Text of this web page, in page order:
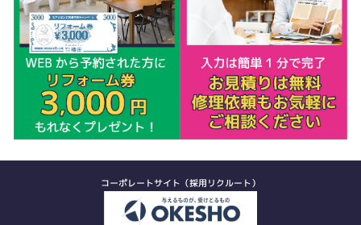
コーポレートサイト（採用リクルート）